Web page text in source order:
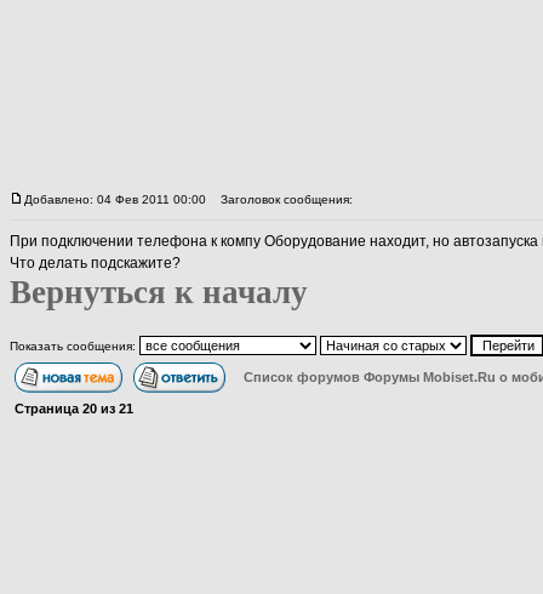
Добавлено: 04 Фев 2011 00:00 Заголовок сообщения:
При подключении телефона к компу Оборудование находит, но автозапуска
Что делать подскажите?
Вернуться к началу
Показать сообщения:
Список форумов Форумы Mobiset.Ru о
Страница 20 из 21